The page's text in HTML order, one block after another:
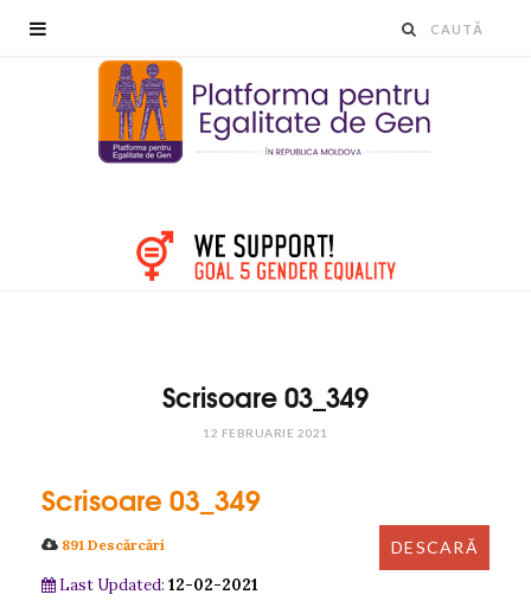
Scrisoare 03_349
12 FEBRUARIE 2021
Scrisoare 03_349
891 Descărcări
Last Updated: 12-02-2021